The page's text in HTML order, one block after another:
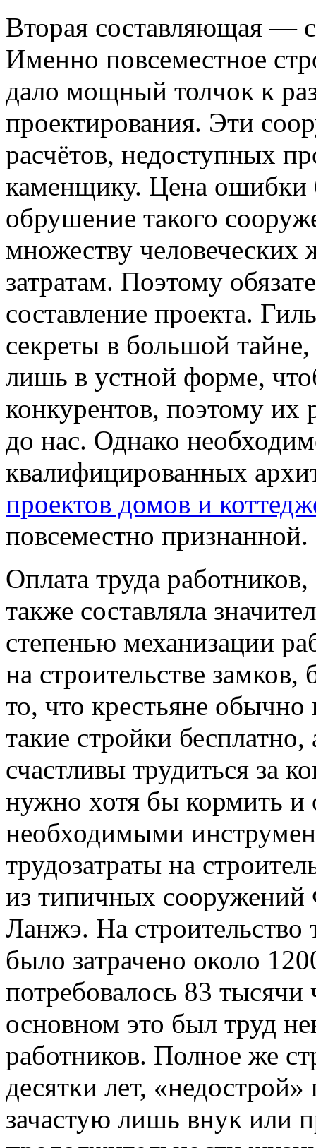
Вторая составляющая —
Именно повсеместное
дало мощный толчок к
проектирования. Эти
расчётов, недоступных
каменщику. Цена
обрушение такого
множеству
затратам. Поэтому
составление проекта.
секреты в большой
лишь в устной форме,
конкурентов, поэтому их
до нас. Однако
квалифицированных
проектов домов и
повсеместно признанной.
Оплата труда
также составляла
степенью механизации
на строительстве
то, что крестьяне
такие стройки
счастливы трудиться за
нужно хотя бы кормить и
необходимыми
трудозатраты на
из типичных
Ланжэ. На строительство
было затрачено около
потребовалось 83
основном это был труд
работников. Полное же
десятки лет, «недострой»
зачастую лишь внук или